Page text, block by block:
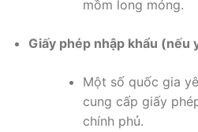
mồm long móng.
Giấy phép nhập khẩu (nếu
Một số quốc gia
cung cấp giấy
chính phủ.